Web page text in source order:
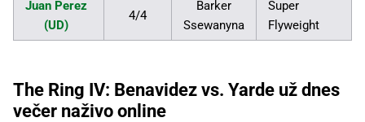
Juan Perez
(UD)
4/4
Barker
Ssewanyna
Super
Flyweight
The Ring IV: Benavidez vs. Yarde už dnes
večer naživo online